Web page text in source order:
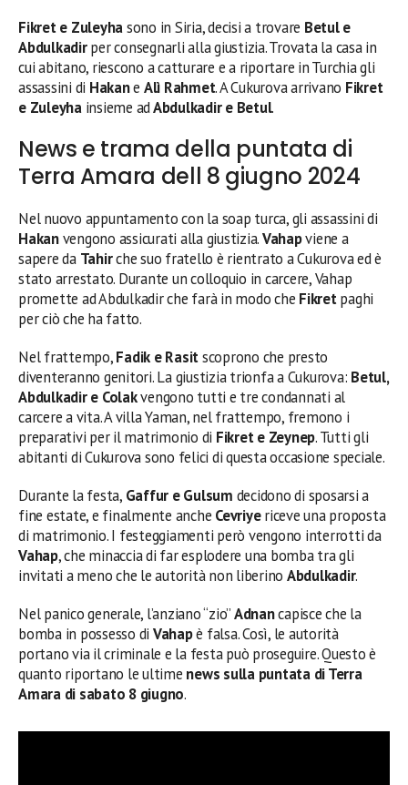
Fikret e Zuleyhasono in Siria, decisi a trovare Betul e
Abdulkadirper consegnarli alla giustizia. Trovata la casa in
cui abitano, riescono a catturare e a riportare in Turchia gli
assassini di Hakane Alì Rahmet. A Cukurova arrivano Fikret
e Zuleyhainsieme adAbdulkadir e Betul.
News e trama della puntata di
Terra Amara dell 8 giugno 2024
Nel nuovo appuntamento con la soap turca, gli assassini di
Hakanvengono assicurati alla giustizia.Vahapviene a
sapere da Tahirche suo fratello è rientrato a Cukurova ed è
stato arrestato. Durante un colloquio in carcere, Vahap
promette ad Abdulkadir che farà in modo che Fikretpaghi
per ciò che ha fatto.
Nel frattempo,Fadik e Rasitscoprono che presto
diventeranno genitori. La giustizia trionfa a Cukurova: Betul,
Abdulkadir e Colakvengono tutti e tre condannati al
carcere a vita. A villa Yaman, nel frattempo, fremono i
preparativi per il matrimonio di Fikret e Zeynep. Tutti gli
abitanti di Cukurova sono felici di questa occasione speciale.
Durante la festa, Gaffur e Gulsum decidono di sposarsi a
fine estate, e finalmente anche Cevriyericeve una proposta
di matrimonio. I festeggiamenti però vengono interrotti da
Vahap, che minaccia di far esplodere una bomba tra gli
invitati a meno che le autorità non liberino Abdulkadir.
Nel panico generale, l’anziano “zio”Adnancapisce che la
bomba in possesso di Vahapè falsa. Così, le autorità
portano via il criminale e la festa può proseguire. Questo è
quanto riportano le ultime news sulla puntata di Terra
Amara di sabato 8 giugno.